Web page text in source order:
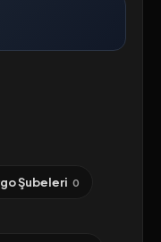
Şubeleri 0